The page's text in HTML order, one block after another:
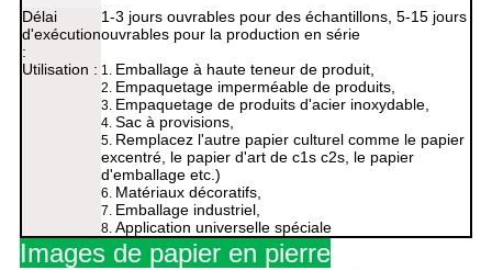
Délai
d'exécution
:
1-3 jours ouvrables pour des échantillons, 5-15 jours
ouvrables pour la production en série
Utilisation : 1. Emballage à haute teneur de produit,
2. Empaquetage imperméable de produits,
3. Empaquetage de produits d'acier inoxydable,
4. Sac à provisions,
5. Remplacez l'autre papier culturel comme le papier
excentré, le papier d'art de c1s c2s, le papier
d'emballage etc.)
6. Matériaux décoratifs,
7. Emballage industriel,
8. Application universelle spéciale
Images de papier en pierre